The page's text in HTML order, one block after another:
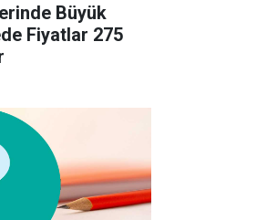
Büyük
Fiyatlar 275